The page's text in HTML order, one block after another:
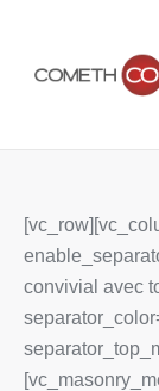
convivial avec